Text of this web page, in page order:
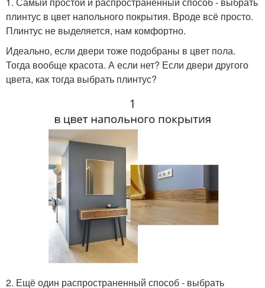
плинтус в цвет напольного покрытия. Вроде всё просто.
Плинтус не выделяется, нам комфортно.
Идеально, если двери тоже подобраны в цвет пола.
Тогда вообще красота. А если нет? Если двери другого
цвета, как тогда выбрать плинтус?
2. Ещё один распространенный способ - выбрать